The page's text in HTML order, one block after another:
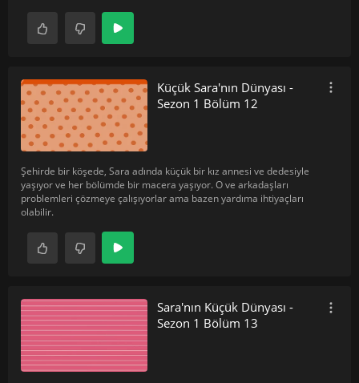
Küçük Sara'nın Dünyası -
Sezon 1 Bölüm 12
Şehirde bir köşede, Sara adında küçük bir kız annesi ve dedesiyle
yaşıyor ve her bölümde bir macera yaşıyor. O ve arkadaşları
problemleri çözmeye çalışıyorlar ama bazen yardıma ihtiyaçları
olabilir.
Sara'nın Küçük Dünyası -
Sezon 1 Bölüm 13